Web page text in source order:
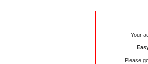
Your
Please